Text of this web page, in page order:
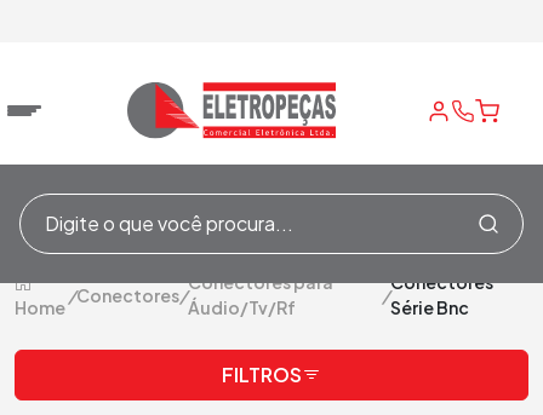
Home
/Conectores/
Conectores para
Áudio/Tv/Rf
/
Conectores
Série Bnc
FILTROS